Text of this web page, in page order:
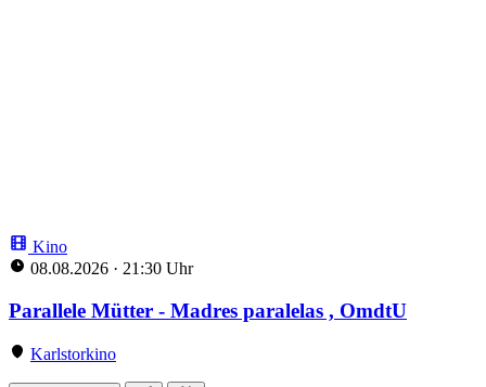
Kino
08.08.2026 · 21:30 Uhr
Parallele Mütter - Madres paralelas , OmdtU
Karlstorkino